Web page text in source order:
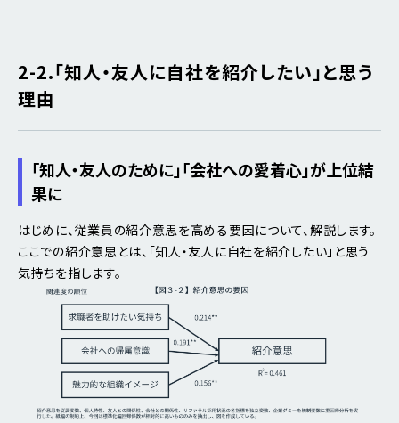
2-2.「知人・友人に自社を紹介したい」と思う
理由
「知人・友人のために」「会社への愛着心」が上位結
果に
はじめに、従業員の紹介意思を高める要因について、解説します。
ここでの紹介意思とは、「知人・友人に自社を紹介したい」と思う
気持ちを指します。